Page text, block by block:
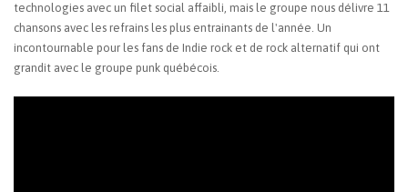
technologies avec un filet social affaibli, mais le groupe nous délivre 11
chansons avec les refrains les plus entrainants de l'année. Un
incontournable pour les fans de Indie rock et de rock alternatif qui ont
grandit avec le groupe punk québécois.